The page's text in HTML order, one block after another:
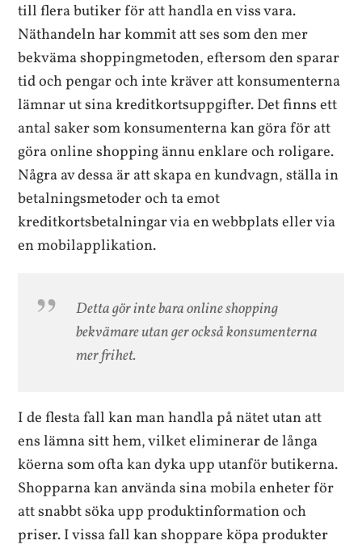
till flera butiker för att handla en viss vara.
Näthandeln har kommit att ses som den mer
bekväma shoppingmetoden, eftersom den sparar
tid och pengar och inte kräver att konsumenterna
lämnar ut sina kreditkortsuppgifter. Det finns ett
antal saker som konsumenterna kan göra för att
göra online shopping ännu enklare och roligare.
Några av dessa är att skapa en kundvagn, ställa in
betalningsmetoder och ta emot
kreditkortsbetalningar via en webbplats eller via
en mobilapplikation.
Detta gör inte bara online shopping
bekvämare utan ger också konsumenterna
mer frihet.
I de flesta fall kan man handla på nätet utan att
ens lämna sitt hem, vilket eliminerar de långa
köerna som ofta kan dyka upp utanför butikerna.
Shopparna kan använda sina mobila enheter för
att snabbt söka upp produktinformation och
priser. I vissa fall kan shoppare köpa produkter